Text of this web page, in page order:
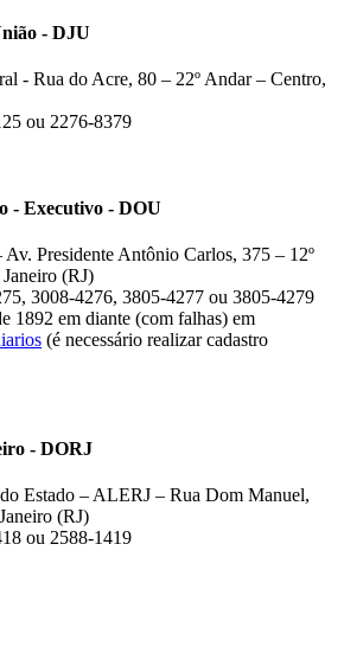
- DJU
- Rua do Acre, 80 – 22º Andar – Centro,
ou 2276-8379
- Executivo - DOU
Presidente Antônio Carlos, 375 – 12º
(RJ)
3008-4276, 3805-4277 ou 3805-4279
1892 em diante (com falhas) em
(é necessário realizar cadastro
- DORJ
Estado – ALERJ – Rua Dom Manuel,
(RJ)
ou 2588-1419